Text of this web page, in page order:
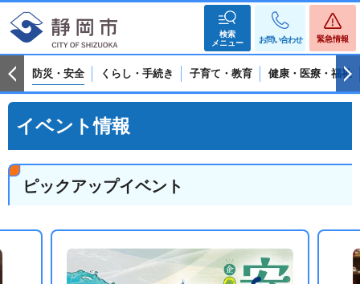
検索
メニュー
お問い合わせ 緊急情報
防災・安全 くらし・手続き 子育て・教育 健康・医療・福祉
イベント情報
ピックアップイベント